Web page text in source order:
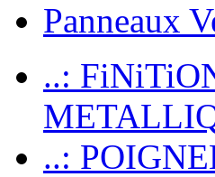
Panneaux
..:
..: